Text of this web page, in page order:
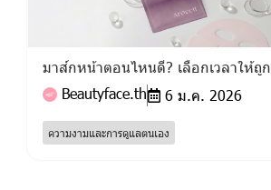
มาส์กหน้าตอนไหนดี? เลือกเวลาให้ถูก
Beautyface.th
6 ม.ค. 2026
ความงามและการดูแลตนเอง